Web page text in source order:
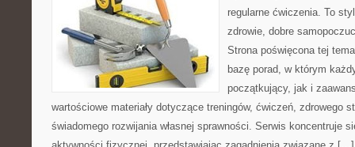
regularne ćwiczenia. To
zdrowie, dobre
Strona poświęcona tej
bazę porad, w którym
początkujący, jak i
wartościowe materiały dotyczące treningów, ćwiczeń, zdrowego
świadomego rozwijania własnej sprawności. Serwis koncentruje